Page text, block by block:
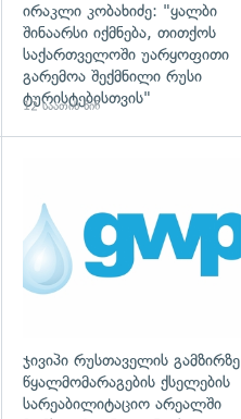
ირაკლი კობახიძე: "ყალბი
შინაარსი იქმნება, თითქოს
საქართველოში უარყოფითი
გარემოა შექმნილი რუსი
ტურისტებისთვის"
12 საათის წინ
ჯივიპი რუსთაველის გამზირზე
წყალმომარაგების ქსელების
სარეაბილიტაციო არეალში